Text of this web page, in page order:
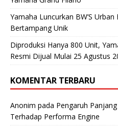
Yamaha Luncurkan BW’S
Bertampang Unik
Diproduksi Hanya 800 Unit,
Resmi Dijual Mulai 25 Agustus
KOMENTAR TERBARU
Anonim pada Pengaruh
Terhadap Performa Engine